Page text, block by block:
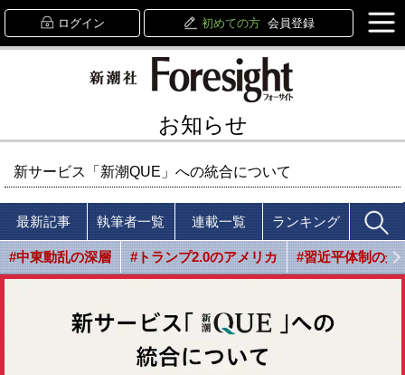
ログイン 初めての方 会員登録
お知らせ
新サービス「新潮QUE」への統合について
最新記事 執筆者一覧 連載一覧 ランキング
#中東動乱の深層 #トランプ2.0のアメリカ #習近平体制の光